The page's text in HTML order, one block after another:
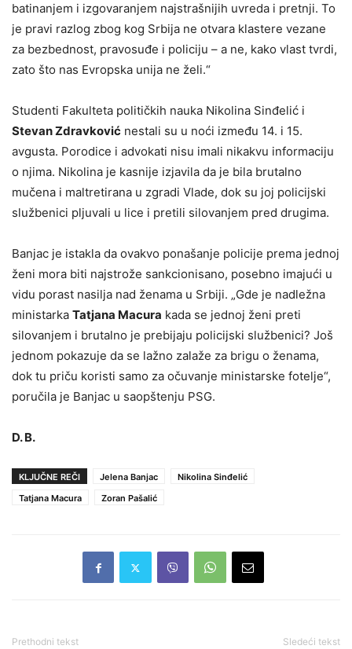
batinanjem i izgovaranjem najstrašnijih uvreda i pretnji. To
je pravi razlog zbog kog Srbija ne otvara klastere vezane
za bezbednost, pravosuđe i policiju – a ne, kako vlast tvrdi,
zato što nas Evropska unija ne želi.“
Studenti Fakulteta političkih nauka Nikolina Sinđelić i
Stevan Zdravković nestali su u noći između 14. i 15.
avgusta. Porodice i advokati nisu imali nikakvu informaciju
o njima. Nikolina je kasnije izjavila da je bila brutalno
mučena i maltretirana u zgradi Vlade, dok su joj policijski
službenici pljuvali u lice i pretili silovanjem pred drugima.
Banjac je istakla da ovakvo ponašanje policije prema jednoj
ženi mora biti najstrože sankcionisano, posebno imajući u
vidu porast nasilja nad ženama u Srbiji. „Gde je nadležna
ministarka Tatjana Macura kada se jednoj ženi preti
silovanjem i brutalno je prebijaju policijski službenici? Još
jednom pokazuje da se lažno zalaže za brigu o ženama,
dok tu priču koristi samo za očuvanje ministarske fotelje“,
poručila je Banjac u saopštenju PSG.
D. B.
KLJUČNE REČI Jelena Banjac
Nikolina Sinđelić
Tatjana Macura
Zoran Pašalić
Prethodni tekst Sledeći tekst